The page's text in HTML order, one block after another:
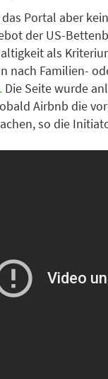
Portal aber
der US-
als
nach Familien-
Die Seite wurde
Airbnb die
so die